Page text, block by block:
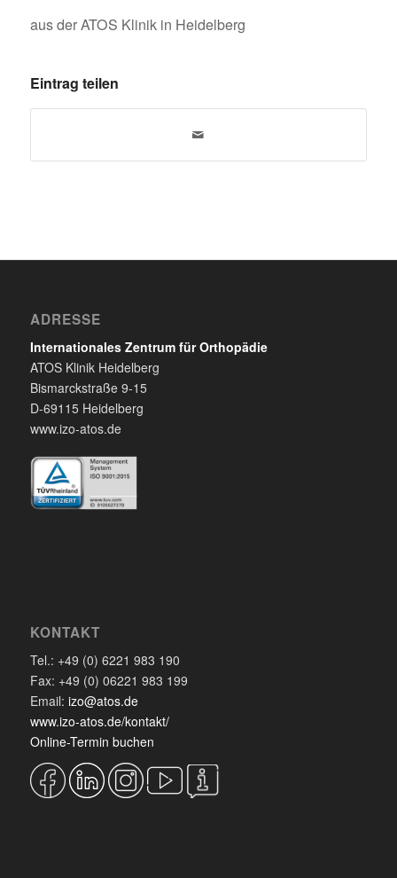
aus der ATOS Klinik in Heidelberg
Eintrag teilen
ADRESSE
Internationales Zentrum für Orthopädie
ATOS Klinik Heidelberg
Bismarckstraße 9-15
D-69115 Heidelberg
www.izo-atos.de
KONTAKT
Tel.: +49 (0) 6221 983 190
Fax: +49 (0) 06221 983 199
Email: izo@atos.de
www.izo-atos.de/kontakt/
Online-Termin buchen